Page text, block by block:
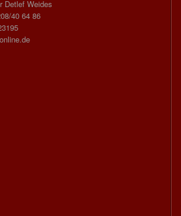
Detlef Weides
40 64 86